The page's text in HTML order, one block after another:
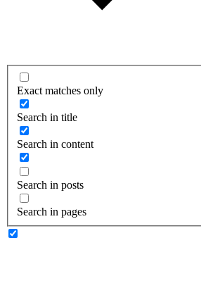
Exact matches only
Search in title
Search in content
Search in posts
Search in pages